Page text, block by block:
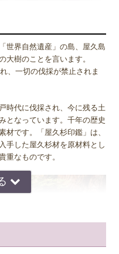
世界自然遺産」の島、屋久島
大樹のことを言います。
、一切の伐採が禁止されま
時代に伐採され、今に残る土
となっています。千年の歴史
材です。「屋久杉印鑑」は、
手した屋久杉材を原材料とし
重なものです。